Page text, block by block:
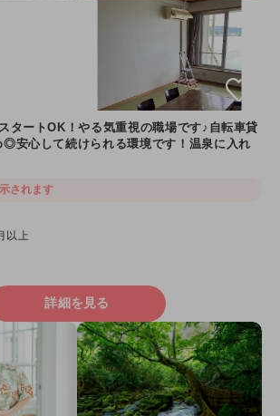
タートOK！やる気重視の職場です♪自転車貸
◎安心して続けられる環境です！温泉に入れ
されます
以上
詳細を見る